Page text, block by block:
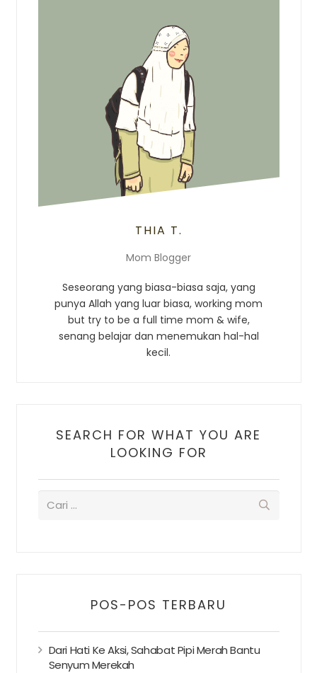
THIA T.
Mom Blogger
Seseorang yang biasa-biasa saja, yang
punya Allah yang luar biasa, working mom
but try to be a full time mom & wife,
senang belajar dan menemukan hal-hal
kecil.
SEARCH FOR WHAT YOU ARE
LOOKING FOR
POS-POS TERBARU
Dari Hati Ke Aksi, Sahabat Pipi Merah Bantu
Senyum Merekah